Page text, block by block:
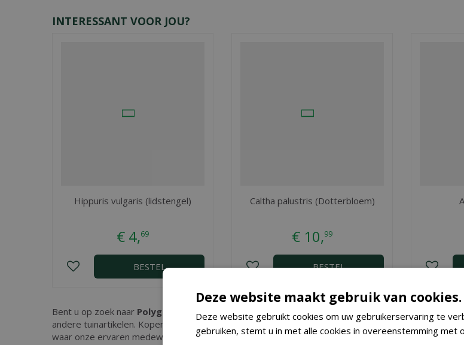
INTERESSANT VOOR JOU?
Hippuris vulgaris (lidstengel)
€ 4,69
BESTEL
Caltha palustris (Dotterbloem)
€ 10,99
BESTEL
Bent u op zoek naar Polygonum bistorta p9 ? Bij Tuincenter Vincent in Dendermonde, nabij
andere tuinartikelen. Kopen doet u eenvoudig in onze webshop. Wilt u meer informatie over
waar onze ervaren medewerkers u kunnen adviseren. Graag tot ziens!
Deze website maakt gebruik van cookies.
Deze website gebruikt cookies om uw gebruikerservaring te
gebruiken, stemt u in met alle cookies in overeenstemming met